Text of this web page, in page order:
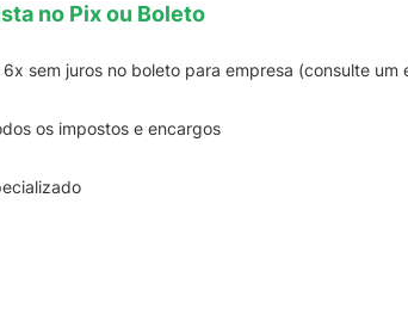
no Pix ou Boleto
sem juros no boleto para empresa (consulte um
os impostos e encargos